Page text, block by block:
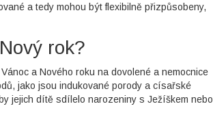
a tedy mohou být flexibilně přizpůsobeny,
rok?
a Nového roku na dovolené a nemocnice
jako jsou indukované porody a císařské
jejich dítě sdílelo narozeniny s Ježíškem nebo